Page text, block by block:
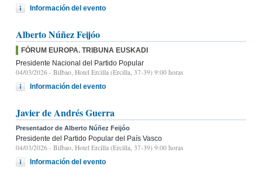
Información del evento
Alberto Núñez Feijóo
FÓRUM EUROPA. TRIBUNA EUSKADI
Presidente Nacional del Partido Popular
04/03/2026 - Bilbao, Hotel Ercilla (Ercilla, 37-39) 9:00 horas
Información del evento
Javier de Andrés Guerra
Presentador de Alberto Núñez Feijóo
Presidente del Partido Popular del País Vasco
04/03/2026 - Bilbao, Hotel Ercilla (Ercilla, 37-39) 9:00 horas
Información del evento